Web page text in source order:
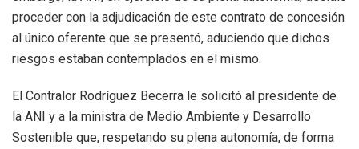
proceder con la adjudicación de este contrato de concesión
al único oferente que se presentó, aduciendo que dichos
riesgos estaban contemplados en el mismo.
El Contralor Rodríguez Becerra le solicitó al presidente de
la ANI y a la ministra de Medio Ambiente y Desarrollo
Sostenible que, respetando su plena autonomía, de forma